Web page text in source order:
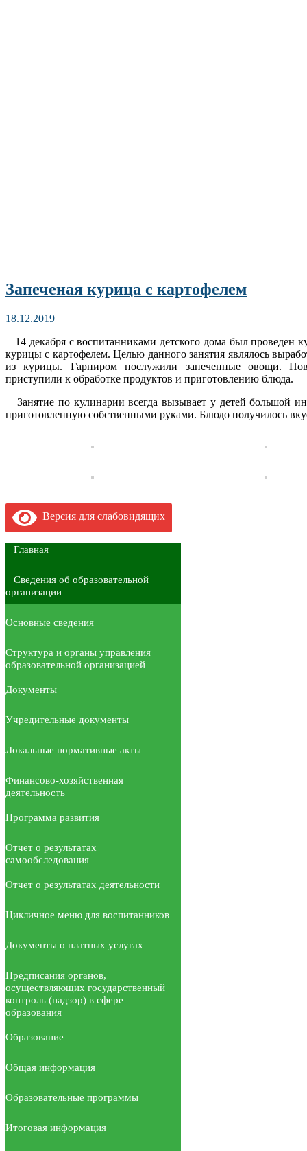
Запеченая курица с картофелем
18.12.2019
14 декабря с воспитанниками детского дома был проведен
курицы с картофелем. Целью данного занятия являлось
из курицы. Гарниром послужили запеченные овощи.
приступили к обработке продуктов и приготовлению блюда.
Занятие по кулинарии всегда вызывает у детей большой
приготовленную собственными руками. Блюдо получилось
Версия для слабовидящих
Главная
Сведения об образовательной
организации
Основные сведения
Структура и органы управления
образовательной организацией
Документы
Учредительные документы
Локальные нормативные акты
Финансово-хозяйственная
деятельность
Программа развития
Отчет о результатах
самообследования
Отчет о результатах деятельности
Цикличное меню для воспитанников
Документы о платных услугах
Предписания органов,
осуществляющих государственный
контроль (надзор) в сфере
образования
Образование
Общая информация
Образовательные программы
Итоговая информация